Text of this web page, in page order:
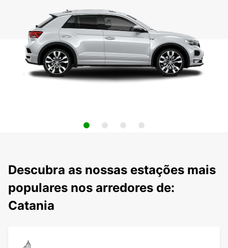
Descubra as nossas estações mais
populares nos arredores de:
Catania